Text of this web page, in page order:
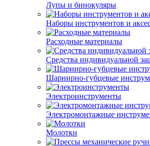
Лупы и бинокуляры
Наборы инструментов и
Расходные материалы
Средства индивидуальной
Шарнирно-губцевые
Электроинструменты
Электромонтажные
Молотки